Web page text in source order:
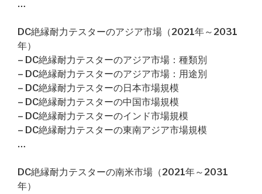
…
DC絶縁耐力テスターのアジア市場（2021年～2031
年）
– DC絶縁耐力テスターのアジア市場：種類別
– DC絶縁耐力テスターのアジア市場：用途別
– DC絶縁耐力テスターの日本市場規模
– DC絶縁耐力テスターの中国市場規模
– DC絶縁耐力テスターのインド市場規模
– DC絶縁耐力テスターの東南アジア市場規模
…
DC絶縁耐力テスターの南米市場（2021年～2031
年）